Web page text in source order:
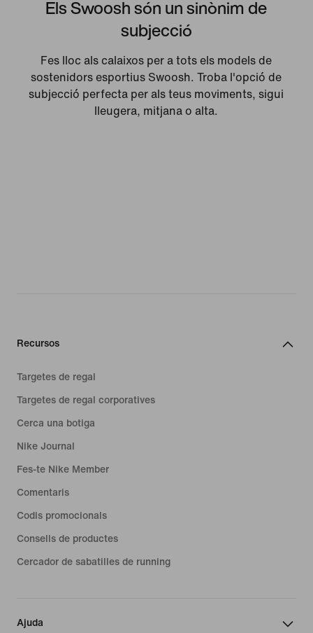
Els Swoosh són un sinònim de
subjecció
Fes lloc als calaixos per a tots els models de
sostenidors esportius Swoosh. Troba l'opció de
subjecció perfecta per als teus moviments, sigui
lleugera, mitjana o alta.
Recursos
Targetes de regal
Targetes de regal corporatives
Cerca una botiga
Nike Journal
Fes-te Nike Member
Comentaris
Codis promocionals
Consells de productes
Cercador de sabatilles de running
Ajuda